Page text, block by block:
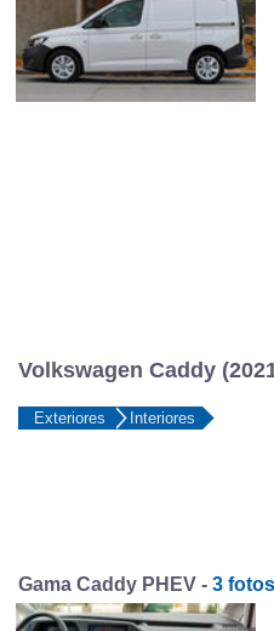
Volkswagen Caddy
Exteriores Interiores
Gama Caddy PHEV - 3 fotos